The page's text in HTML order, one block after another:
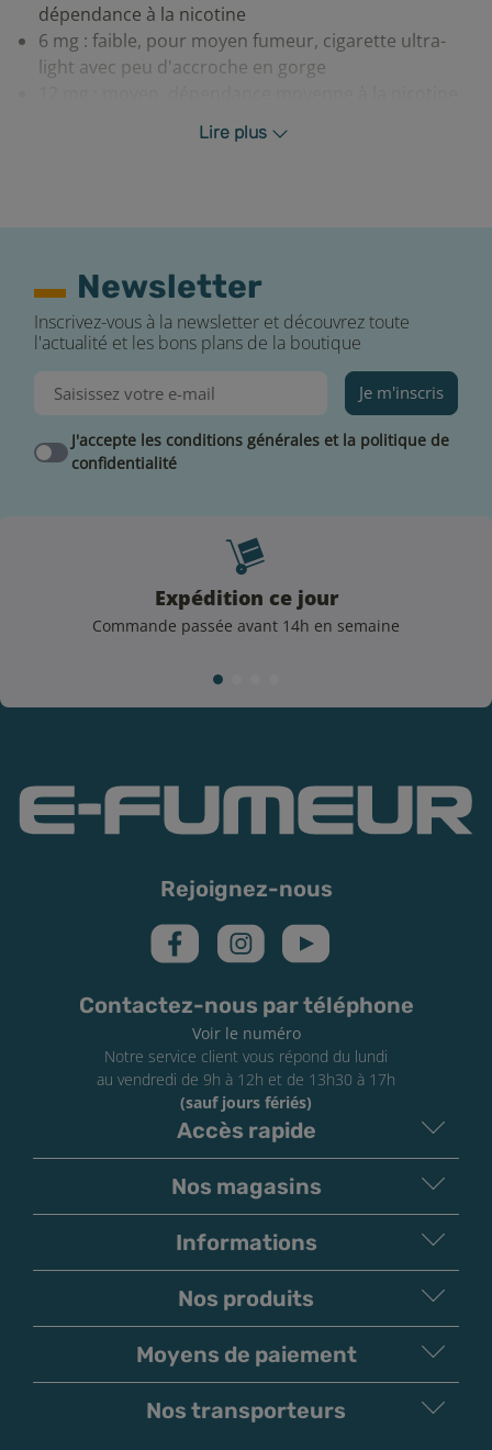
dépendance à la nicotine
6 mg : faible, pour moyen fumeur, cigarette ultra-
light avec peu d'accroche en gorge
cigarette-light (accroche en gorge moyenne)
18 mg : fort, forte dépendance à la nicotine cigarette
nous vous conseillons de le ranger dans un endroit sec
et à l’abri de la lumière. Rebouchez soigneusement
votre flacon après chaque utilisation.
Dangereux, respecter les précautions d’emploi. Les
flacons d’e-liquide de la marque PULP sont étiquetées
selon les dispositions de l’article 48 du règlement
Conformément à la réglementation en vigueur, l’une
des mentions d’avertissement et de danger sont
présentes sur le flacon :
3 mg/ml de nicotine :H312Nocif par contact cutané,
6 mg/ml et plus de nicotine :
contact cutané, catégorie 3
n'avez jamais fumé, ne commencez pas !
Lire plus
Newsletter
Inscrivez-vous à la newsletter et découvrez toute
l'actualité et les bons plans de la boutique
Je m'inscris
J'accepte les conditions générales et la politique de
confidentialité
Expédition ce jour
Commande passée avant 14h en semaine
Rejoignez-nous
Contactez-nous par téléphone
Voir le numéro
Notre service client vous répond du lundi
au vendredi de 9h à 12h et de 13h30 à 17h
(sauf jours fériés)
Accès rapide
Nos magasins
Informations
Nos produits
Moyens de paiement
Nos transporteurs